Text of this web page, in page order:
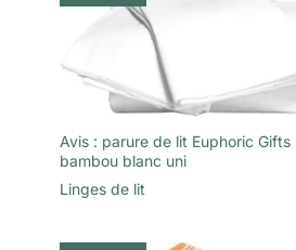
Avis : parure de lit Euphoric
bambou blanc uni
Linges de lit